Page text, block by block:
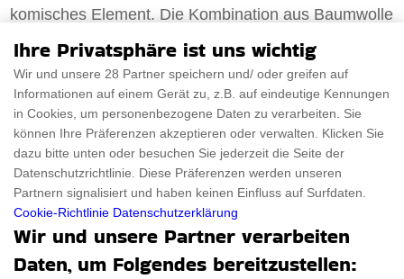
komisches Element. Die Kombination aus Baumwolle
und Nylon sorgt für Weichheit und
Strapazierfähigkeit, und der Kordelzugverschluss
ermöglicht einen einfachen Zugriff auf die Sachen,
während sie auf Reisen sicher aufbewahrt werden.
Also schnapp dir diesen Fisch, der niemals stirbt,
und zeige deine Leidenschaft für das Meer!
€34.78 PRÜFEN SIE ES AUS
Ihre Privatsphäre ist uns wichtig
Wir und unsere 28 Partner speichern und/ oder greifen auf
Informationen auf einem Gerät zu, z.B. auf eindeutige Kennungen
in Cookies, um personenbezogene Daten zu verarbeiten. Sie
können Ihre Präferenzen akzeptieren oder verwalten. Klicken Sie
dazu bitte unten oder besuchen Sie jederzeit die Seite der
Datenschutzrichtlinie. Diese Präferenzen werden unseren
Partnern signalisiert und haben keinen Einfluss auf Surfdaten.
Cookie-Richtlinie Datenschutzerklärung
Wir und unsere Partner verarbeiten
Daten, um Folgendes bereitzustellen: